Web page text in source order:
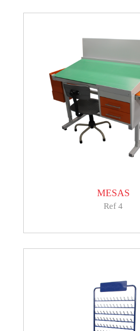
MESAS
Ref 4